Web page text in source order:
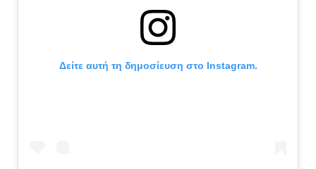
Δείτε αυτή τη δημοσίευση στο Instagram.